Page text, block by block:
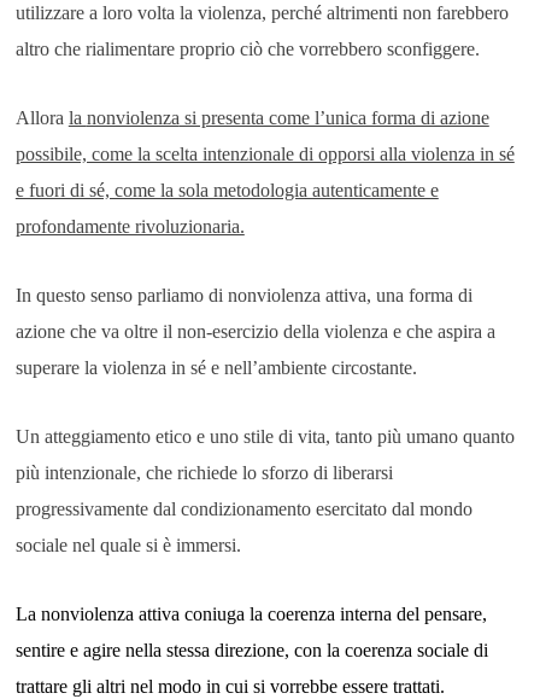
utilizzare a loro volta la violenza, perché altrimenti non farebbero
altro che rialimentare proprio ciò che vorrebbero sconfiggere.
Allora la nonviolenza si presenta come l’unica forma di azione
possibile, come la scelta intenzionale di opporsi alla violenza in sé
e fuori di sé, come la sola metodologia autenticamente e
profondamente rivoluzionaria.
In questo senso parliamo di nonviolenza attiva, una forma di
azione che va oltre il non-esercizio della violenza e che aspira a
superare la violenza in sé e nell’ambiente circostante.
Un atteggiamento etico e uno stile di vita, tanto più umano quanto
più intenzionale, che richiede lo sforzo di liberarsi
progressivamente dal condizionamento esercitato dal mondo
sociale nel quale si è immersi.
La nonviolenza attiva coniuga la coerenza interna del pensare,
sentire e agire nella stessa direzione, con la coerenza sociale di
trattare gli altri nel modo in cui si vorrebbe essere trattati.